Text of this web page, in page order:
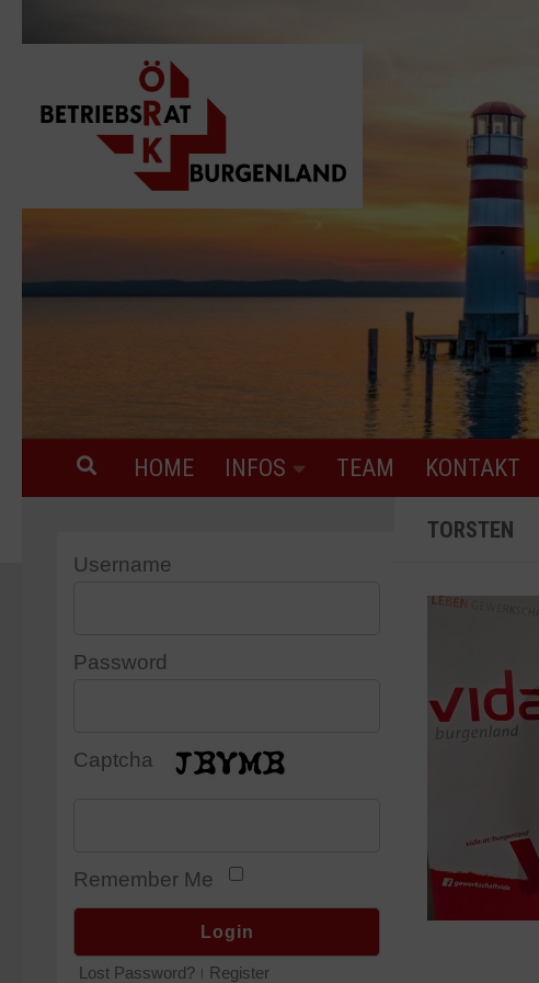
HOME INFOS TEAM KONTAKT
TORSTEN
Username
Password
Captcha
Remember Me
Lost Password? | Register